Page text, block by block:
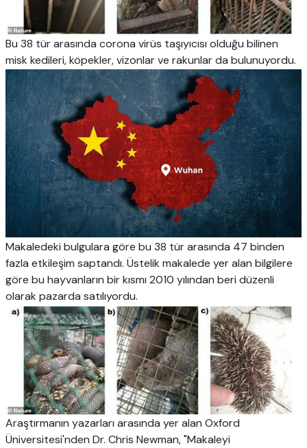
Bu 38 tür arasında corona virüs taşıyıcısı olduğu bilinen
misk kedileri, köpekler, vizonlar ve rakunlar da bulunuyordu.
Makaledeki bulgulara göre bu 38 tür arasında 47 binden
fazla etkileşim saptandı. Üstelik makalede yer alan bilgilere
göre bu hayvanların bir kısmı 2010 yılından beri düzenli
olarak pazarda satılıyordu.
Araştırmanın yazarları arasında yer alan Oxford
Üniversitesi'nden Dr. Chris Newman, "Makaleyi